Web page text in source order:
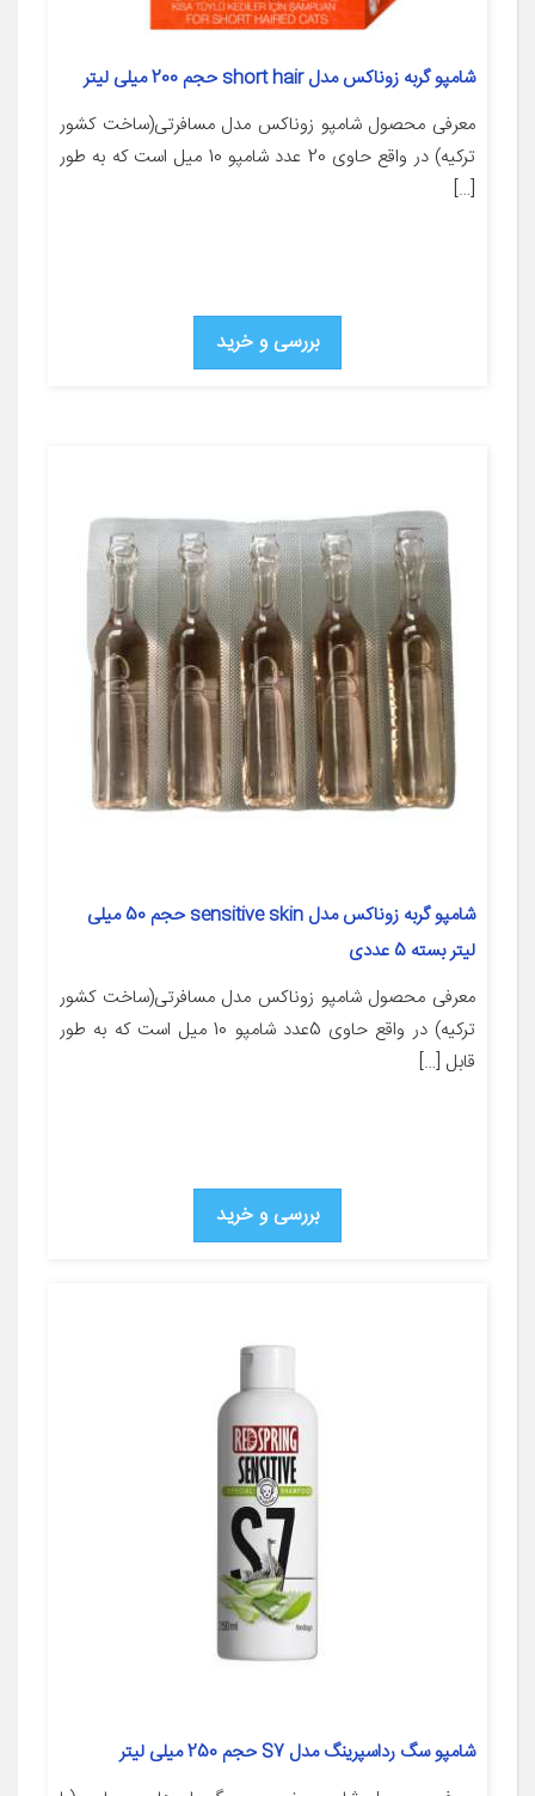
شامپو گربه زوناکس مدل short hair حجم 200 میلی لیتر
معرفی محصول شامپو زوناکس مدل مسافرتی(ساخت کشور
ترکیه) در واقع حاوی 20 عدد شامپو 10 میل است که به طور
[…]
بررسی و خرید
شامپو گربه زوناکس مدل sensitive skin حجم 50 میلی
لیتر بسته 5 عددی
معرفی محصول شامپو زوناکس مدل مسافرتی(ساخت کشور
ترکیه) در واقع حاوی 5عدد شامپو 10 میل است که به طور
قابل […]
بررسی و خرید
شامپو سگ رداسپرینگ مدل S7 حجم 250 میلی لیتر